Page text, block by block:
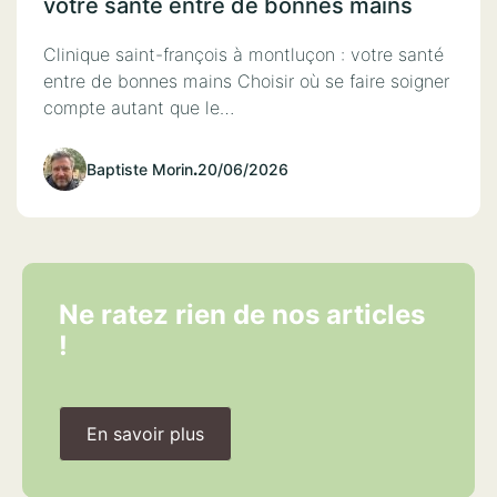
Clinique saint-françois à montluçon : votre santé
entre de bonnes mains Choisir où se faire soigner
compte autant que le…
Baptiste Morin.20/06/2026
Ne ratez rien de nos articles
!
En savoir plus